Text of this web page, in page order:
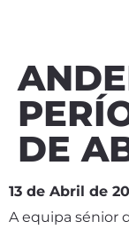
DE
13 de Abril de
A equipa sénior